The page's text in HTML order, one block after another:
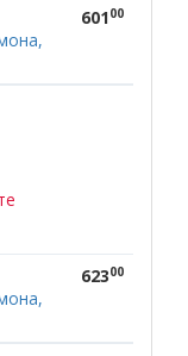
60100
62300